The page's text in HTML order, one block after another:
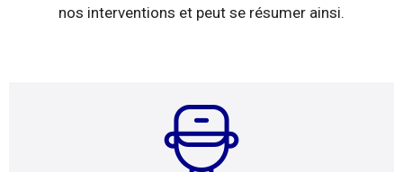
nos interventions et peut se résumer ainsi.